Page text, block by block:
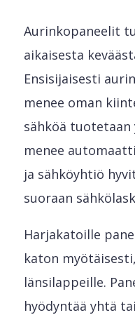
Aurinkopaneelit
aikaisesta
Ensisijaisesti
menee oman
sähköä tuotetaan
menee
ja sähköyhtiö
suoraan
Harjakatoille
katon
länsilappeille.
hyödyntää yhtä